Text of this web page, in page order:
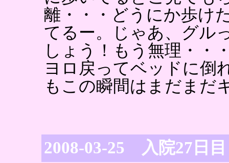
離・・・どうにか歩け
てるー。じゃあ、グル
しょう！もう無理・・
ヨロ戻ってベッドに倒
もこの瞬間はまだまだ
2008-03-25 入院27日目